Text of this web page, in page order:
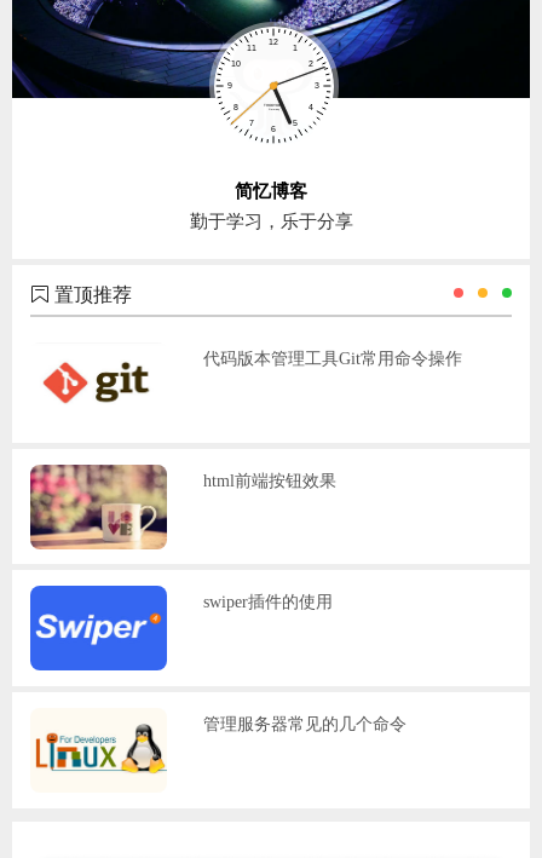
简忆博客
勤于学习，乐于分享
置顶推荐
代码版本管理工具Git常用命令操作
html前端按钮效果
swiper插件的使用
管理服务器常见的几个命令